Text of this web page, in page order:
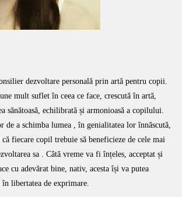
dezvoltare personală prin artă pentru copii.
mult suflet în ceea ce face, crescută în artă,
sănătoasă, echilibrată și armonioasă a copilului.
de a schimba lumea , în genialitatea lor înnăscută,
fiecare copil trebuie să beneficieze de cele mai
sa . Câtă vreme va fi înțeles, acceptat și
cu adevărat bine, nativ, acesta își va putea
libertatea de exprimare.